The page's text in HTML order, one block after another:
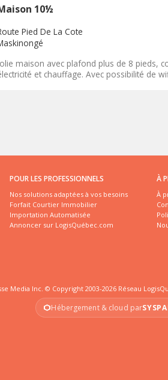
10½
Pied De La Cote
maison avec plafond plus de 8 pieds,
et chauffage. Avec possibilité de
POUR LES PROFESSIONNELS
Nos solutions adaptées à vos besoins
Forfait Courtier Immobilier
Importation Automatisée
Annoncer sur LogisQuébec.com
À
À
Media Inc. © Copyright 2003-2026 Réseau
Hébergement & cloud par